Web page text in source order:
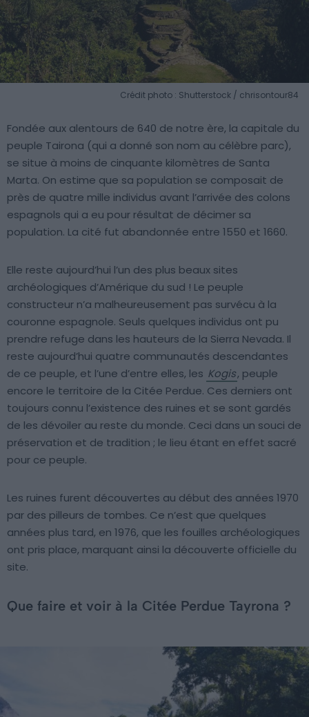
Crédit photo : Shutterstock / chrisontour84
Fondée aux alentours de 640 de notre ère, la capitale du
peuple Tairona (qui a donné son nom au célèbre parc),
se situe à moins de cinquante kilomètres de Santa
Marta. On estime que sa population se composait de
près de quatre mille individus avant l’arrivée des colons
espagnols qui a eu pour résultat de décimer sa
population. La cité fut abandonnée entre 1550 et 1660.
Elle reste aujourd’hui l’un des plus beaux sites
archéologiques d’Amérique du sud ! Le peuple
constructeur n’a malheureusement pas survécu à la
couronne espagnole. Seuls quelques individus ont pu
prendre refuge dans les hauteurs de la Sierra Nevada. Il
reste aujourd’hui quatre communautés descendantes
de ce peuple, et l’une d’entre elles, les Kogis, peuple
encore le territoire de la Citée Perdue. Ces derniers ont
toujours connu l’existence des ruines et se sont gardés
de les dévoiler au reste du monde. Ceci dans un souci de
préservation et de tradition ; le lieu étant en effet sacré
pour ce peuple.
Les ruines furent découvertes au début des années 1970
par des pilleurs de tombes. Ce n’est que quelques
années plus tard, en 1976, que les fouilles archéologiques
ont pris place, marquant ainsi la découverte officielle du
site.
Que faire et voir à la Citée Perdue Tayrona ?